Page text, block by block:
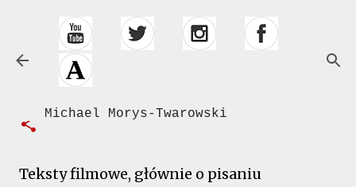
Przejdź do głównej zawartości
Michael Morys-Twarowski
O filmach
Teksty filmowe, głównie o pisaniu